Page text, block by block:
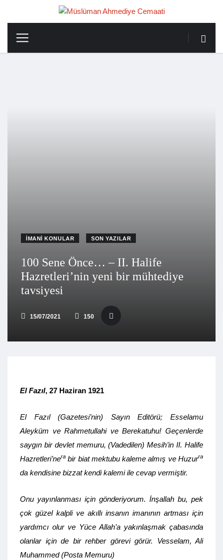
İMANI KONULAR SON YAZILAR
100 Sene Önce… – II. Halife
Hazretleri’nin yeni bir mühtediye
tavsiyesi
15/07/2021 150
El Fazıl, 27 Haziran 1921
El Fazıl (Gazetesi’nin) Sayın Editörü; Esselamu
Aleyküm ve Rahmetullahi ve Berekatuhu! Geçenlerde
saygın bir devlet memuru, (Vadedilen) Mesih’in II. Halife
Hazretleri’nera bir biat mektubu kaleme almış ve Huzurra
da kendisine bizzat kendi kalemi ile cevap vermiştir.
Onu yayınlanması için gönderiyorum. İnşallah bu, pek
çok güzel kalpli ve akıllı insanın imanının artması için
yardımcı olur ve Yüce Allah’a yakınlaşmak çabasında
olanlar için de bir rehber görevi görür. Vesselam, Ali
Muhammed (Posta Memuru)